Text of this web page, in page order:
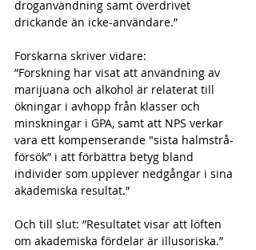
droganvändning samt överdrivet
drickande än icke-användare.”
Forskarna skriver vidare:
”Forskning har visat att användning av
marijuana och alkohol är relaterat till
ökningar i avhopp från klasser och
minskningar i GPA, samt att NPS verkar
vara ett kompenserande "sista halmstrå-
försök” i att förbättra betyg bland
individer som upplever nedgångar i sina
akademiska resultat.”
Och till slut: ”Resultatet visar att löften
om akademiska fördelar är illusoriska.”